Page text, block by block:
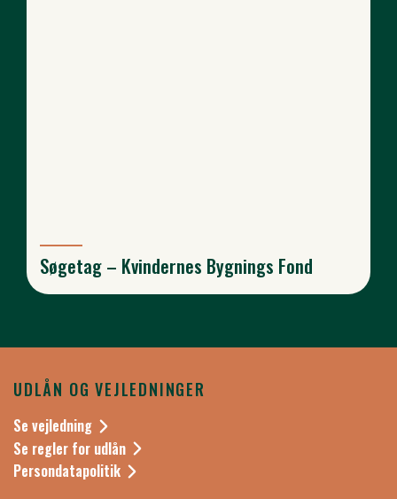
Søgetag – Kvindernes Bygnings Fond
UDLÅN OG VEJLEDNINGER
Se vejledning
Se regler for udlån
Persondatapolitik